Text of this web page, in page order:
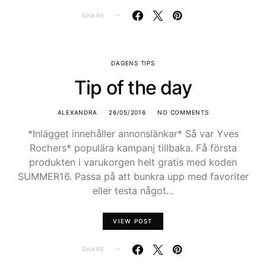
SHARE
DAGENS TIPS
Tip of the day
ALEXANDRA 26/05/2016 NO COMMENTS
*Inlägget innehåller annonslänkar* Så var Yves
Rochers* populära kampanj tillbaka. Få första
produkten i varukorgen helt gratis med koden
SUMMER16. Passa på att bunkra upp med favoriter
eller testa något…
VIEW POST
SHARE